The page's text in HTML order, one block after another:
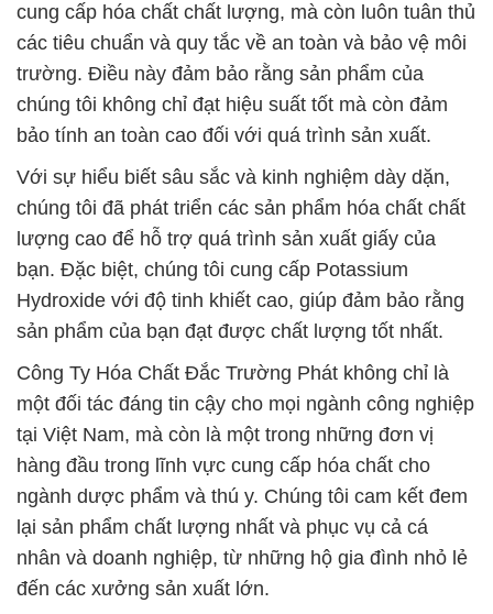
cung cấp hóa chất chất lượng, mà còn luôn tuân thủ
các tiêu chuẩn và quy tắc về an toàn và bảo vệ môi
trường. Điều này đảm bảo rằng sản phẩm của
chúng tôi không chỉ đạt hiệu suất tốt mà còn đảm
bảo tính an toàn cao đối với quá trình sản xuất.
Với sự hiểu biết sâu sắc và kinh nghiệm dày dặn,
chúng tôi đã phát triển các sản phẩm hóa chất chất
lượng cao để hỗ trợ quá trình sản xuất giấy của
bạn. Đặc biệt, chúng tôi cung cấp Potassium
Hydroxide với độ tinh khiết cao, giúp đảm bảo rằng
sản phẩm của bạn đạt được chất lượng tốt nhất.
Công Ty Hóa Chất Đắc Trường Phát không chỉ là
một đối tác đáng tin cậy cho mọi ngành công nghiệp
tại Việt Nam, mà còn là một trong những đơn vị
hàng đầu trong lĩnh vực cung cấp hóa chất cho
ngành dược phẩm và thú y. Chúng tôi cam kết đem
lại sản phẩm chất lượng nhất và phục vụ cả cá
nhân và doanh nghiệp, từ những hộ gia đình nhỏ lẻ
đến các xưởng sản xuất lớn.